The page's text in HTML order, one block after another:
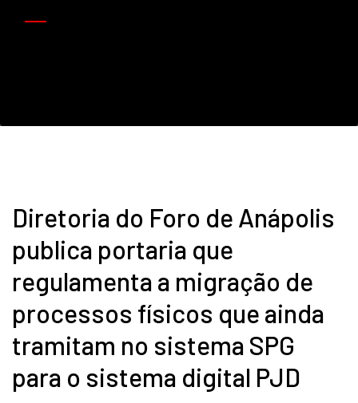
Diretoria do Foro de Anápolis
publica portaria que
regulamenta a migração de
processos físicos que ainda
tramitam no sistema SPG
para o sistema digital PJD